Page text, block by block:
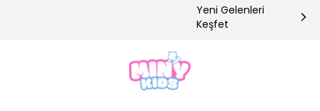
Yeni Gelenleri
Keşfet